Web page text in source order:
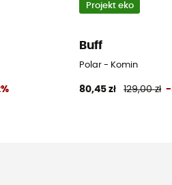
Projekt eko
Buff
Polar - Komin
80,45 zł 129,00 zł -